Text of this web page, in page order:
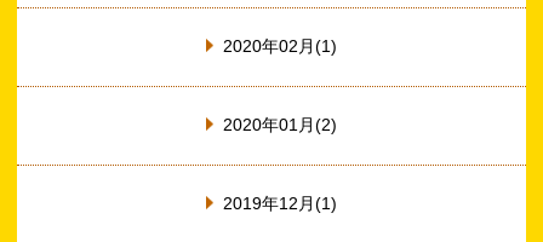
2020年02月(1)
2020年01月(2)
2019年12月(1)